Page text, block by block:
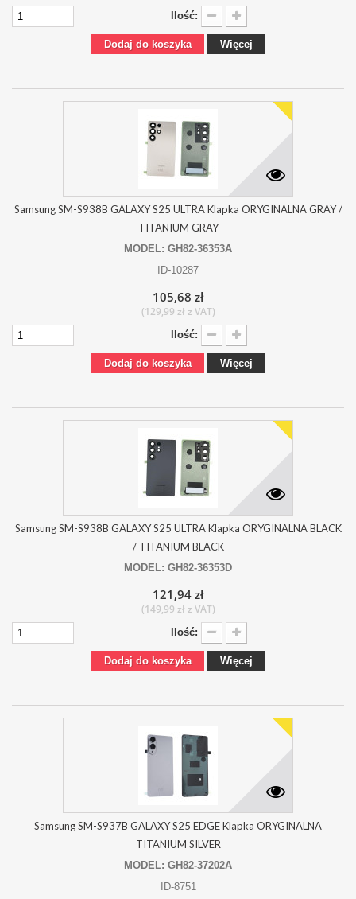
Ilość:
Dodaj do koszyka Więcej
Samsung SM-S938B GALAXY S25 ULTRA Klapka ORYGINALNA GRAY /
TITANIUM GRAY
MODEL: GH82-36353A
ID-10287
105,68 zł
(129,99 zł z VAT)
Ilość:
Dodaj do koszyka Więcej
Samsung SM-S938B GALAXY S25 ULTRA Klapka ORYGINALNA BLACK
/ TITANIUM BLACK
MODEL: GH82-36353D
121,94 zł
(149,99 zł z VAT)
Ilość:
Dodaj do koszyka Więcej
Samsung SM-S937B GALAXY S25 EDGE Klapka ORYGINALNA
TITANIUM SILVER
MODEL: GH82-37202A
ID-8751